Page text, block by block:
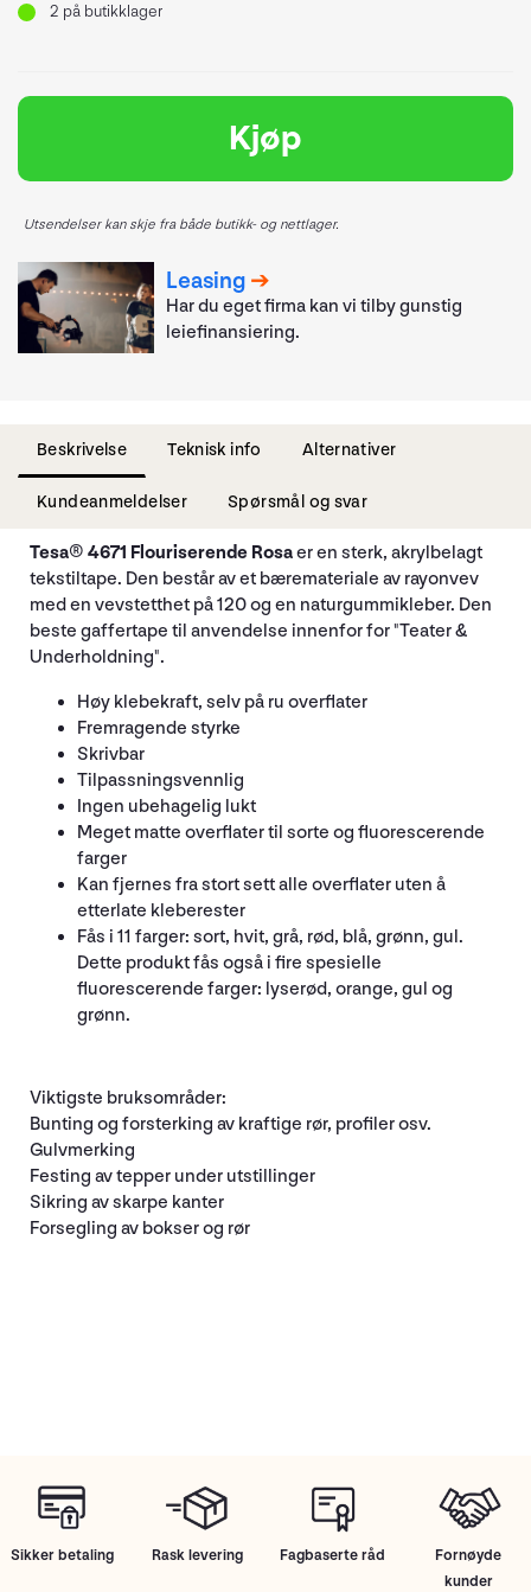
2 på butikklager
Kjøp
Utsendelser kan skje fra både butikk- og nettlager.
Leasing
Har du eget firma kan vi tilby gunstig
leiefinansiering.
Beskrivelse Teknisk info Alternativer
Kundeanmeldelser Spørsmål og svar
Tesa® 4671 Flouriserende Rosaer en sterk, akrylbelagt
tekstiltape. Den består av et bæremateriale av rayonvev
med en vevstetthet på 120 og en naturgummikleber. Den
beste gaffertape til anvendelse innenfor for "Teater &
Underholdning".
Høy klebekraft, selv på ru overflater
Fremragende styrke
Skrivbar
Tilpassningsvennlig
Ingen ubehagelig lukt
Meget matte overflater til sorte og fluorescerende
farger
Kan fjernes fra stort sett alle overflater uten å
etterlate kleberester
Fås i 11 farger: sort, hvit, grå, rød, blå, grønn, gul.
Dette produkt fås også i fire spesielle
fluorescerende farger: lyserød, orange, gul og
grønn.
Viktigste bruksområder:
Bunting og forsterking av kraftige rør, profiler osv.
Gulvmerking
Festing av tepper under utstillinger
Sikring av skarpe kanter
Forsegling av bokser og rør
Sikker betaling Rask levering Fagbaserte råd
Fornøyde
kunder